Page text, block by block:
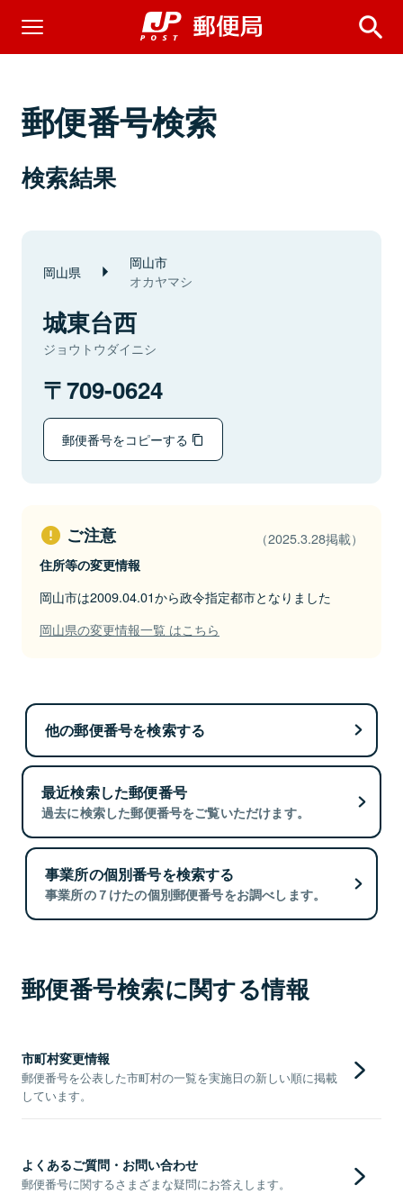
郵便番号検索
検索結果
岡山県 岡山市
オカヤマシ
城東台西
ジョウトウダイニシ
709-0624
郵便番号をコピーする
ご注意 （2025.3.28掲載）
住所等の変更情報
岡山市は2009.04.01から政令指定都市となりました
岡山県の変更情報一覧 はこちら
他の郵便番号を検索する
最近検索した郵便番号
過去に検索した郵便番号をご覧いただけます。
事業所の個別番号を検索する
事業所の７けたの個別郵便番号をお調べします。
郵便番号検索に関する情報
市町村変更情報
郵便番号を公表した市町村の一覧を実施日の新しい順に掲載
しています。
よくあるご質問・お問い合わせ
郵便番号に関するさまざまな疑問にお答えします。